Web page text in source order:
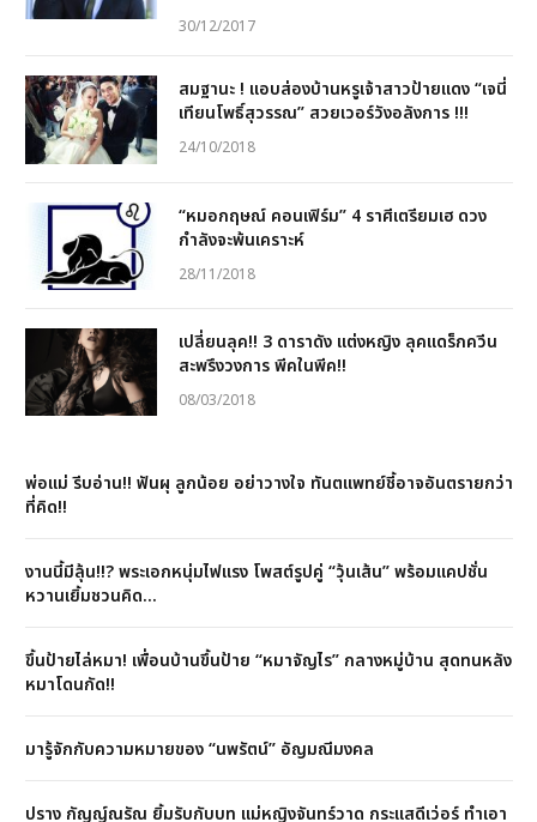
30/12/2017
สมฐานะ ! แอบส่องบ้านหรูเจ้าสาวป้ายแดง “เจนี่
เทียนโพธิ์สุวรรณ” สวยเวอร์วังอลังการ !!!
24/10/2018
“หมอกฤษณ์ คอนเฟิร์ม” 4 ราศีเตรียมเฮ ดวง
กำลังจะพ้นเคราะห์
28/11/2018
เปลี่ยนลุค!! 3 ดาราดัง แต่งหญิง ลุคแดร็กควีน
สะพรึงวงการ พีคในพีค!!
08/03/2018
พ่อแม่ รีบอ่าน!! ฟันผุ ลูกน้อย อย่าวางใจ ทันตแพทย์ชี้อาจอันตรายกว่า
ที่คิด!!
งานนี้มีลุ้น!!? พระเอกหนุ่มไฟแรง โพสต์รูปคู่ “วุ้นเส้น” พร้อมแคปชั่น
หวานเยิ้มชวนคิด…
ขึ้นป้ายไล่หมา! เพื่อนบ้านขึ้นป้าย “หมาจัญไร” กลางหมู่บ้าน สุดทนหลัง
หมาโดนกัด!!
มารู้จักกับความหมายของ “นพรัตน์” อัญมณีมงคล
ปราง กัญญ์ณรัณ ยิ้มรับกับบท แม่หญิงจันทร์วาด กระแสดีเว่อร์ ทำเอา